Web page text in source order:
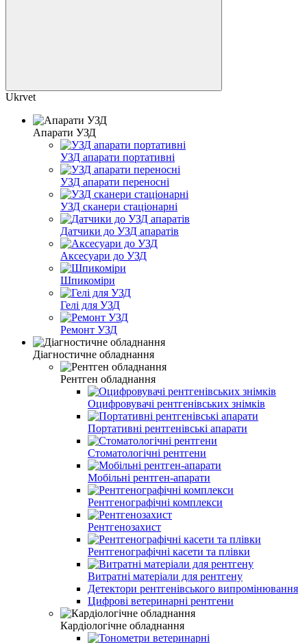
Ukrvet
Апарати УЗД
УЗД апарати портативні
УЗД апарати переносні
УЗД сканери стаціонарні
Датчики до УЗД апаратів
Аксесуари до УЗД
Шпикоміри
Гелі для УЗД
Ремонт УЗД
Діагностичне обладнання
Рентген обладнання
Оцифровувачі рентгенівських знімків
Портативні рентгенівські апарати
Стоматологічні рентгени
Мобільні рентген-апарати
Рентгенографічні комплекси
Рентгенозахист
Рентгенографічні касети та плівки
Витратні матеріали для рентгену
Детектори рентгенівського випромінювання
Цифрові ветеринарні рентгени
Кардіологічне обладнання